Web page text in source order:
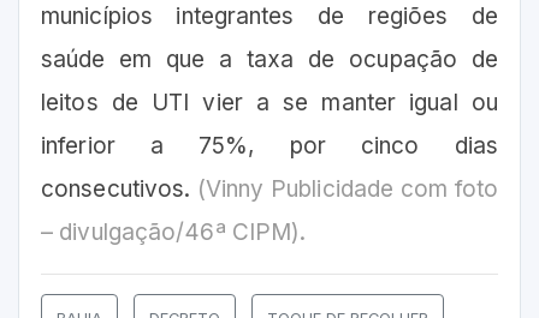
municípios integrantes de regiões de
saúde em que a taxa de ocupação de
leitos de UTI vier a se manter igual ou
inferior a 75%, por cinco dias
consecutivos. (Vinny Publicidade com foto
– divulgação/46ª CIPM).